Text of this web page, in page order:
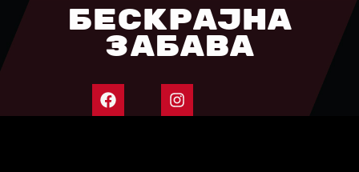
БЕСКРАЈНА
ЗАБАВА